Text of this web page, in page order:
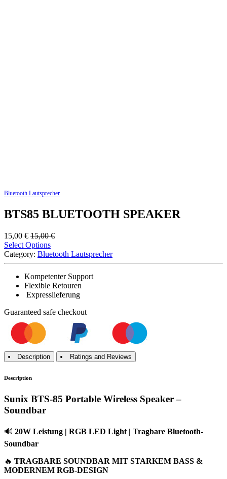
Bluetooth Lautsprecher
BTS85 BLUETOOTH SPEAKER
15,00 € 15,00€
Select Options
Category: Bluetooth Lautsprecher
Kompetenter Support
Flexible Retouren
Expresslieferung
Guaranteed safe checkout
Description Ratings and Reviews
Description
Sunix BTS-85 Portable Wireless Speaker –
Soundbar
🔊 20W Leistung | RGB LED Light | Tragbare Bluetooth-
Soundbar
🔥 TRAGBARE SOUNDBAR MIT STARKEM BASS &
MODERNEM RGB-DESIGN